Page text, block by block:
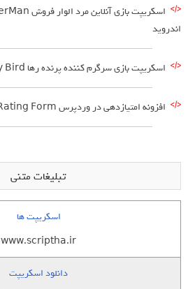
اندروید
اسکریپت بازی سرگرم کننده پرنده رها Flappy Bird
افزونه امتیازدهی در وردپرس Rating Form
تبلیغات متنی
اسکریپت ها
www.scriptha.ir
دانلود اسکریپت